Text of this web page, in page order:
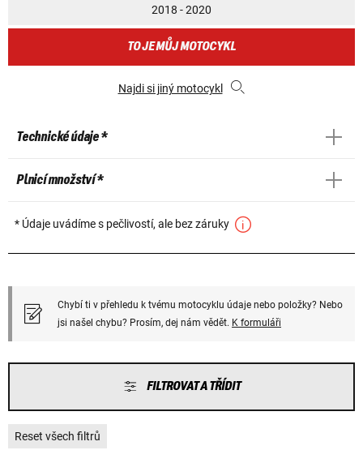
2018 - 2020
TO JE MŮJ MOTOCYKL
Najdi si jiný motocykl
Technické údaje *
Plnicí množství *
* Údaje uvádíme s pečlivostí, ale bez záruky
Chybí ti v přehledu k tvému motocyklu údaje nebo položky? Nebo
jsi našel chybu? Prosím, dej nám vědět. K formuláři
FILTROVAT A TŘÍDIT
Reset všech filtrů